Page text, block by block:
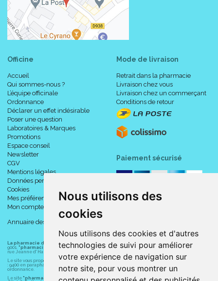
Nous utilisons des
cookies
Nous utilisons des cookies et d'autres
technologies de suivi pour améliorer
votre expérience de navigation sur
notre site, pour vous montrer un
Officine
Accueil
Qui sommes-nous ?
L’équipe officinale
Ordonnance
Déclarer un effet indésirable
Poser une question
Laboratoires & Marques
Promotions
Espace conseil
Newsletter
CGV
Mentions légales
Données personnelles
Cookies
Mes préférences Cookies
Mon compte
Annuaire des pharmacies
Mode de livraison
Retrait dans la pharmacie
Livraison chez vous
Livraison chez un commerçant
Conditions de retour
Paiement sécurisé
La pharmacie du centre à Albert (80300) est une pharmacie française certifiée ISO
9001. "pharmacie-du-centre-albert.fr "est le site internet de la pharmacie du centre
rue Jeanne d' Harcourt, 80300 Albert.
Le site vous propose un large choix de plus de 11000 références, au prix les plus bas possible
: 9400 en parapharmacie, animaux, orthopédie, matériel médical. 1700 en médicaments sans
ordonnance.
Le site "pharmacie-du-centre-albert.fr" vous propose les service suivants :